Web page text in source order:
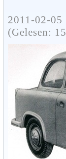
2011-02-
(Gelesen: